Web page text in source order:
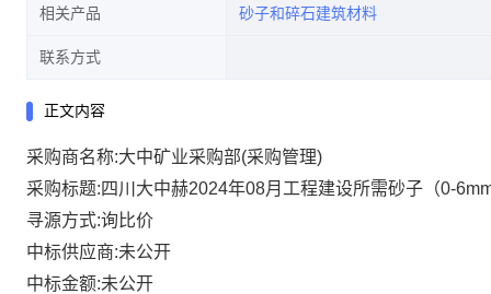
相关产品 砂子和碎石建筑材料
联系方式
正文内容
采购商名称:大中矿业采购部(采购管理)
采购标题:四川大中赫2024年08月工程建设所需砂子（0-
寻源方式:询比价
中标供应商:未公开
中标金额:未公开